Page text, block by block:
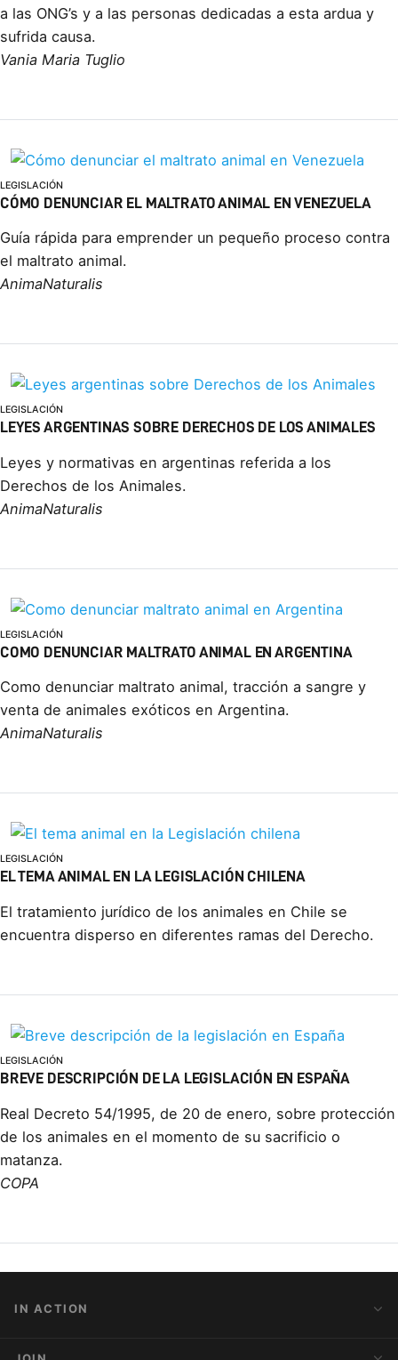
a las ONG’s y a las personas dedicadas a esta ardua y
sufrida causa.
Vania Maria Tuglio
LEGISLACIÓN
CÓMO DENUNCIAR EL MALTRATO ANIMAL EN VENEZUELA
Guía rápida para emprender un pequeño proceso contra
el maltrato animal.
AnimaNaturalis
LEGISLACIÓN
LEYES ARGENTINAS SOBRE DERECHOS DE LOS ANIMALES
Leyes y normativas en argentinas referida a los
Derechos de los Animales.
AnimaNaturalis
LEGISLACIÓN
COMO DENUNCIAR MALTRATO ANIMAL EN ARGENTINA
Como denunciar maltrato animal, tracción a sangre y
venta de animales exóticos en Argentina.
AnimaNaturalis
LEGISLACIÓN
EL TEMA ANIMAL EN LA LEGISLACIÓN CHILENA
El tratamiento jurí­dico de los animales en Chile se
encuentra disperso en diferentes ramas del Derecho.
LEGISLACIÓN
BREVE DESCRIPCIÓN DE LA LEGISLACIÓN EN ESPAÑA
Real Decreto 54/1995, de 20 de enero, sobre protección
de los animales en el momento de su sacrificio o
matanza.
COPA
IN ACTION
Action Alerts